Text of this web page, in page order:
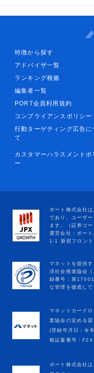
特徴から探す
アドバイザ一覧
ランキング根拠
編集者一覧
PORT会員利用規約
コンプライアンスポリシー
行動ターゲティング広告に
て
カスタマーハラスメントポ
ー
マネットカード
業協会の定める
(登録年月日：令
格証書番号：
ポート株式会社